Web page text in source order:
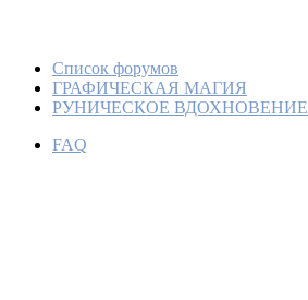
Список форумов
ГРАФИЧЕСКАЯ МАГИЯ
РУНИЧЕСКОЕ ВДОХНОВЕНИЕ
FAQ